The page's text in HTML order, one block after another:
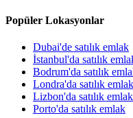
Popüler Lokasyonlar
Dubai'de satılık emlak
İstanbul'da satılık
Bodrum'da satılık
Londra'da satılık emlak
Lizbon'da satılık emlak
Porto'da satılık emlak